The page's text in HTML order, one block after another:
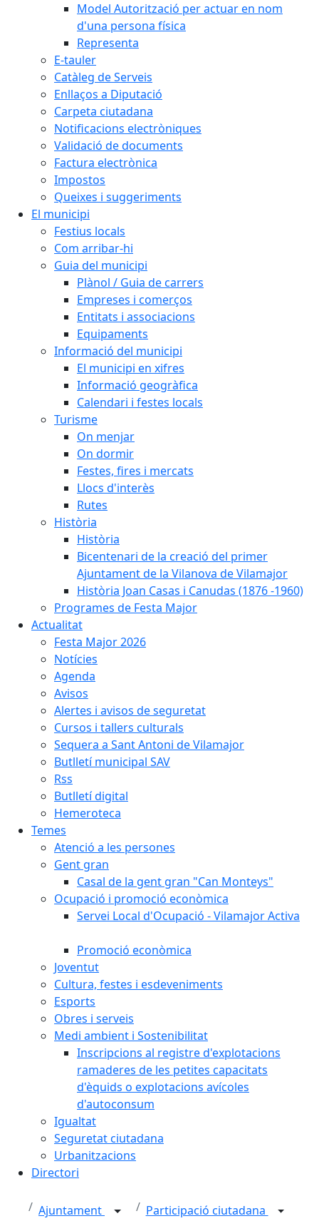
Model Autorització per actuar en nom
d'una persona física
Representa
E-tauler
Catàleg de Serveis
Enllaços a Diputació
Carpeta ciutadana
Notificacions electròniques
Validació de documents
Factura electrònica
Impostos
Queixes i suggeriments
El municipi
Festius locals
Com arribar-hi
Guia del municipi
Plànol / Guia de carrers
Empreses i comerços
Entitats i associacions
Equipaments
Informació del municipi
El municipi en xifres
Informació geogràfica
Calendari i festes locals
Turisme
On menjar
On dormir
Festes, fires i mercats
Llocs d'interès
Rutes
Història
Història
Bicentenari de la creació del primer
Ajuntament de la Vilanova de Vilamajor
Història Joan Casas i Canudas (1876 -1960)
Programes de Festa Major
Actualitat
Festa Major 2026
Notícies
Agenda
Avisos
Alertes i avisos de seguretat
Cursos i tallers culturals
Sequera a Sant Antoni de Vilamajor
Butlletí municipal SAV
Rss
Butlletí digital
Hemeroteca
Temes
Atenció a les persones
Gent gran
Casal de la gent gran "Can Monteys"
Ocupació i promoció econòmica
Servei Local d'Ocupació - Vilamajor Activa
Promoció econòmica
Joventut
Cultura, festes i esdeveniments
Esports
Obres i serveis
Medi ambient i Sostenibilitat
Inscripcions al registre d'explotacions
ramaderes de les petites capacitats
d'èquids o explotacions avícoles
d'autoconsum
Igualtat
Seguretat ciutadana
Urbanitzacions
Directori
Ajuntament Participació ciutadana